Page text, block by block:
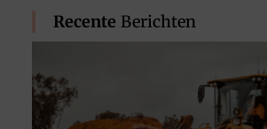
Recente Berichten